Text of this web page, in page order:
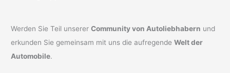
Werden Sie Teil unsererCommunity von Autoliebhabern und
erkunden Sie gemeinsam mit uns die aufregendeWelt der
Automobile.